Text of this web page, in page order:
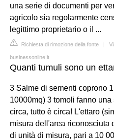
una serie di documenti per
agricolo sia regolarmente
legittimo proprietario o il ...
Richiesta di rimozione della fonte |
businessonline.it
Quanti tumuli sono un
3 Salme di sementi coprono
10000mq) 3 tomoli fanno
circa, tutto è circa! L'ettaro
misura dell'area riconosciuta
di unità di misura, pari a 10